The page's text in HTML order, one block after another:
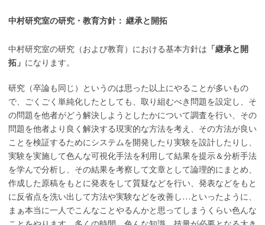
中村研究室の研究・教育方針： 継承と開拓
中村研究室の研究（および教育）における基本方針は 「継承と開
拓」 になります。
研究（卒論も同じ）というのは思った以上にやることが多いもの
で、ごくごく単純化したとしても、取り組むべき問題を設定し、そ
の問題を他者がどう解決しようとしたかについて調査を行い、その
問題を他者より良く解決する現実的な方法を考え、その方法が良い
ことを検証するためにシステムを開発したり実験を設計したりし、
実験を実施して色んな可視化手法を利用して結果を提示＆分析手法
を学んで分析し、その結果を考察して文章として論理的にまとめ、
作成した原稿をもとに発表をして質疑などを行い、発表などをもと
に反省点を洗い出して方法や実験などを改善し…といったように、
まぁ本当に一人でこんなことやるんかと思ってしまうくらい色んな